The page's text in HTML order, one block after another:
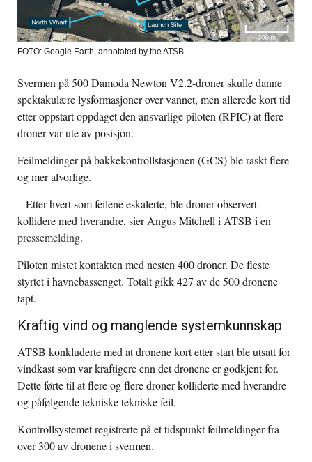
FOTO: Google Earth, annotated by the ATSB
Svermen på 500 Damoda Newton V2.2-droner skulle danne
spektakulære lysformasjoner over vannet, men allerede kort tid
etter oppstart oppdaget den ansvarlige piloten (RPIC) at flere
droner var ute av posisjon.
Feilmeldinger på bakkekontrollstasjonen (GCS) ble raskt flere
og mer alvorlige.
– Etter hvert som feilene eskalerte, ble droner observert
kollidere med hverandre, sier Angus Mitchell i ATSB i en
pressemelding.
Piloten mistet kontakten med nesten 400 droner. De fleste
styrtet i havnebassenget. Totalt gikk 427 av de 500 dronene
tapt.
Kraftig vind og manglende systemkunnskap
ATSB konkluderte med at dronene kort etter start ble utsatt for
vindkast som var kraftigere enn det dronene er godkjent for.
Dette førte til at flere og flere droner kolliderte med hverandre
og påfølgende tekniske tekniske feil.
Kontrollsystemet registrerte på et tidspunkt feilmeldinger fra
over 300 av dronene i svermen.